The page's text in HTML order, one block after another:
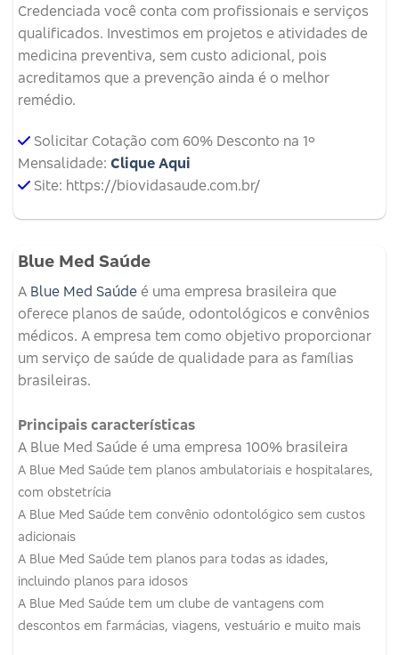
Credenciada você conta com profissionais e serviços
qualificados. Investimos em projetos e atividades de
medicina preventiva, sem custo adicional, pois
acreditamos que a prevenção ainda é o melhor
remédio.
Solicitar Cotação com 60% Desconto na 1º
Mensalidade: Clique Aqui
Site: https://biovidasaude.com.br/
Blue Med Saúde
A Blue Med Saúde é uma empresa brasileira que
oferece planos de saúde, odontológicos e convênios
médicos. A empresa tem como objetivo proporcionar
um serviço de saúde de qualidade para as famílias
brasileiras.
Principais características
A Blue Med Saúde é uma empresa 100% brasileira
A Blue Med Saúde tem planos ambulatoriais e hospitalares,
com obstetrícia
A Blue Med Saúde tem convênio odontológico sem custos
adicionais
A Blue Med Saúde tem planos para todas as idades,
incluindo planos para idosos
A Blue Med Saúde tem um clube de vantagens com
descontos em farmácias, viagens, vestuário e muito mais